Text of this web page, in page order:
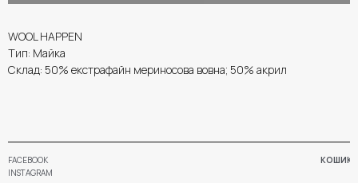
WOOL HAPPEN
Тип: Майка
Склад: 50% екстрафайн мериносова вовна; 50% акрил
FACEBOOK КОШИК
INSTAGRAM